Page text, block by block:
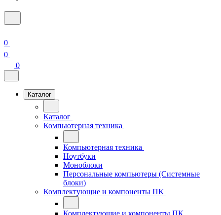
0
0
0
Каталог
Каталог
Компьютерная техника
Компьютерная техника
Ноутбуки
Моноблоки
Персональные компьютеры (Системные
блоки)
Комплектующие и компоненты ПК
Комплектующие и компоненты ПК